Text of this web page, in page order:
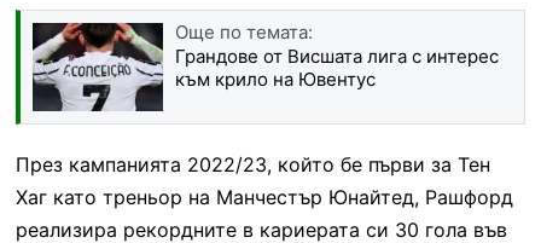
Още по темата:
Грандове от Висшата лига с интерес
към крило на Ювентус
През кампанията 2022/23, който бе първи за Тен
Хаг като треньор на Манчестър Юнайтед, Рашфорд
реализира рекордните в кариерата си 30 гола във